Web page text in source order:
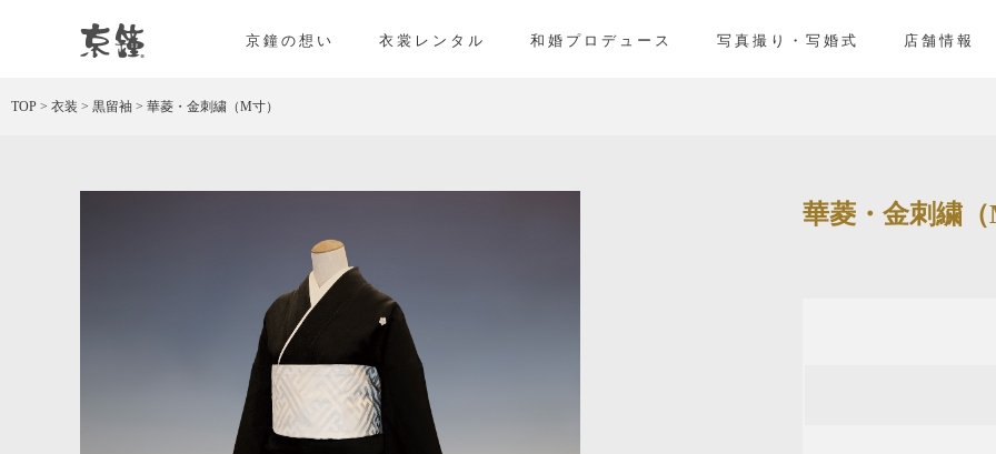
華菱・金刺繍（M寸） レンタル
京鐘の想い 衣裳レンタル 和婚プロデュース 写真撮り・写婚式 店舗情報
TOP > 衣装 > 黒留袖 > 華菱・金刺繍（M寸）
華菱・金刺繍（